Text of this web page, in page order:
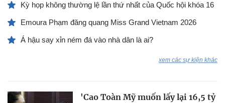
Kỳ họp không thường lệ lần thứ nhất của Quốc hội khóa 16
Emoura Phạm đăng quang Miss Grand Vietnam 2026
Á hậu say xỉn ném đá vào nhà dân là ai?
xem các sự kiện khác
'Cao Toàn Mỹ muốn lấy lại 16,5 tỷ